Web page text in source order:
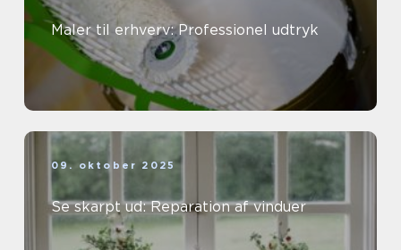
Maler til erhverv: Professionel udtryk
09. oktober 2025
Se skarpt ud: Reparation af vinduer